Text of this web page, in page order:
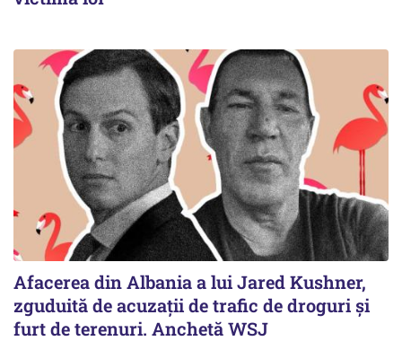
Afacerea din Albania a lui Jared Kushner,
zguduită de acuzații de trafic de droguri și
furt de terenuri. Anchetă WSJ